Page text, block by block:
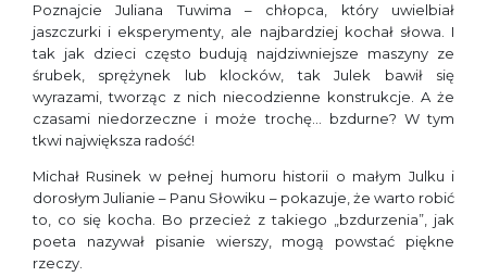
Poznajcie Juliana Tuwima – chłopca, który uwielbiał
jaszczurki i eksperymenty, ale najbardziej kochał słowa. I
tak jak dzieci często budują najdziwniejsze maszyny ze
śrubek, sprężynek lub klocków, tak Julek bawił się
wyrazami, tworząc z nich niecodzienne konstrukcje. A że
czasami niedorzeczne i może trochę… bzdurne? W tym
tkwi największa radość!
Michał Rusinek w pełnej humoru historii o małym Julku i
dorosłym Julianie – Panu Słowiku – pokazuje, że warto robić
to, co się kocha. Bo przecież z takiego „bzdurzenia”, jak
poeta nazywał pisanie wierszy, mogą powstać piękne
rzeczy.